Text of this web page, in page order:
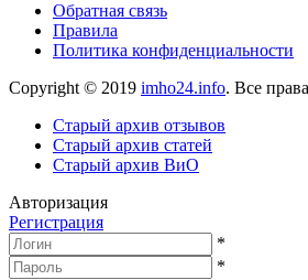
Обратная связь
Правила
Политика конфиденциальности
Copyright © 2019 imho24.info. Все
Старый архив отзывов
Старый архив статей
Старый архив ВиО
Авторизация
Регистрация
*
*